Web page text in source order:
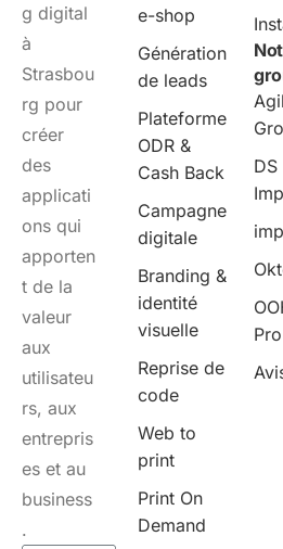
g digital
à
Strasbou
rg pour
créer
des
applicati
ons qui
apporten
t de la
valeur
aux
utilisateu
rs, aux
entrepris
es et au
business
.
e-shop
Génération
de leads
Plateforme
ODR &
Cash Back
Campagne
digitale
Branding &
identité
visuelle
Reprise de
code
Web to
print
Print On
Demand
DS
Pro